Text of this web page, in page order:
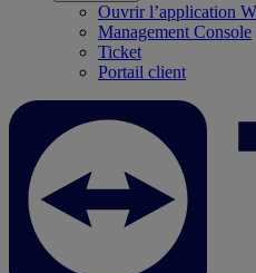
Ouvrir l’application
Management Console
Ticket
Portail client